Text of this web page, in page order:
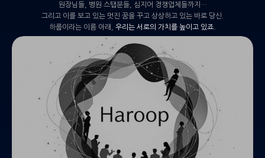
원장님들, 병원 스탭분들, 심지어 경쟁업체들까지…
그리고 이를 보고 있는 멋진 꿈을 꾸고 상상하고 있는 바로 당신.
하룹이라는 이름 아래, 우리는 서로의 가치를 높이고 있죠.